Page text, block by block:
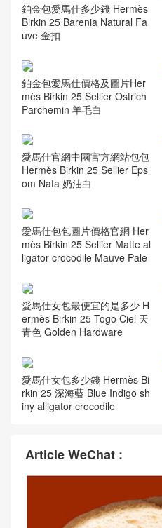
鉑金包愛馬仕多少錢 Hermès
Birkin 25 Barenia Natural Fa
uve 金扣
鉑金包愛馬仕價格及圖片Her
mès Birkin 25 Sellier Ostrich
Parchemin 羊毛白
愛馬仕官網中國官方網站包包
Hermès Birkin 25 Sellier Eps
om Nata 奶油白
愛馬仕包包圖片價格官網 Her
mès Birkin 25 Sellier Matte al
ligator crocodile Mauve Pale
愛馬仕女包最便宜的是多少 H
ermès Birkin 25 Togo Ciel 天
青色 Golden Hardware
愛馬仕女包多少錢 Hermès Bi
rkin 25 深海藍 Blue Indigo sh
iny alligator crocodile
Article WeChat :